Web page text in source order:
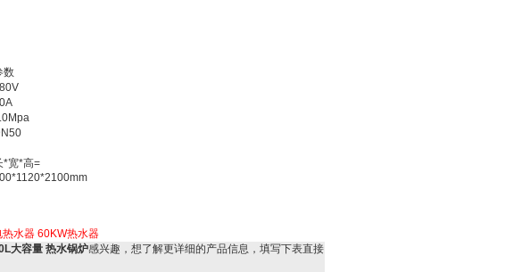
数
*宽*高=
热水器 60KW热水器
大容量 热水锅炉感兴趣，想了解更详细的产品信息，填写下表直接